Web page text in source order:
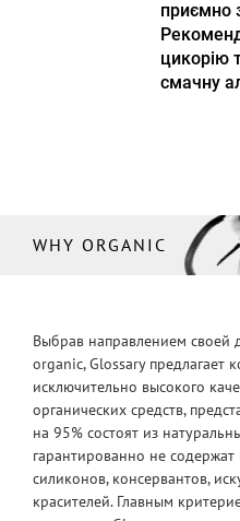
приємно
цикорію
смачну
WHY ORGANIC
Выбрав направлением своей
organic, Glossary предлагает
исключительно высокого
органических средств,
на 95% состоят из
гарантированно не
силиконов, консервантов,
красителей. Главным